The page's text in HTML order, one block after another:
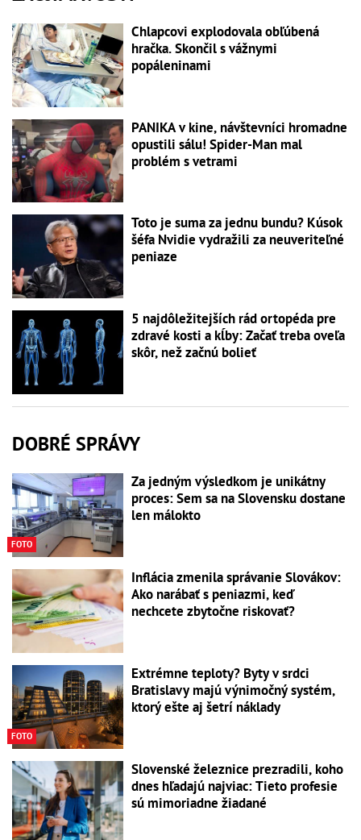
Chlapcovi explodovala obľúbená
hračka. Skončil s vážnymi
popáleninami
PANIKA v kine, návštevníci hromadne
opustili sálu! Spider-Man mal
problém s vetrami
Toto je suma za jednu bundu? Kúsok
šéfa Nvidie vydražili za neuveriteľné
peniaze
5 najdôležitejších rád ortopéda pre
zdravé kosti a kĺby: Začať treba oveľa
skôr, než začnú bolieť
DOBRÉ SPRÁVY
FOTO
Za jedným výsledkom je unikátny
proces: Sem sa na Slovensku dostane
len málokto
Inflácia zmenila správanie Slovákov:
Ako narábať s peniazmi, keď
nechcete zbytočne riskovať?
FOTO
Extrémne teploty? Byty v srdci
Bratislavy majú výnimočný systém,
ktorý ešte aj šetrí náklady
Slovenské železnice prezradili, koho
dnes hľadajú najviac: Tieto profesie
sú mimoriadne žiadané